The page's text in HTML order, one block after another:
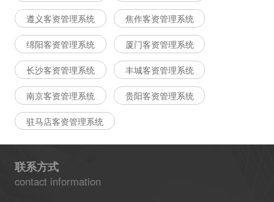
遵义客资管理系统 焦作客资管理系统
绵阳客资管理系统 厦门客资管理系统
长沙客资管理系统 丰城客资管理系统
南京客资管理系统 贵阳客资管理系统
驻马店客资管理系统
联系方式
contact information